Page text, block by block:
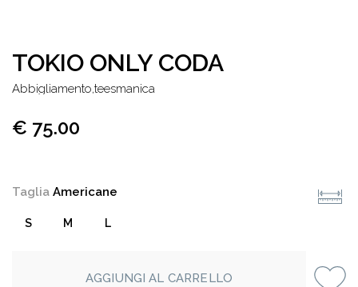
TOKIO ONLY CODA
abbigliamento,teesmanica
€ 75.00
Taglia Americane
S M L
AGGIUNGI AL CARRELLO